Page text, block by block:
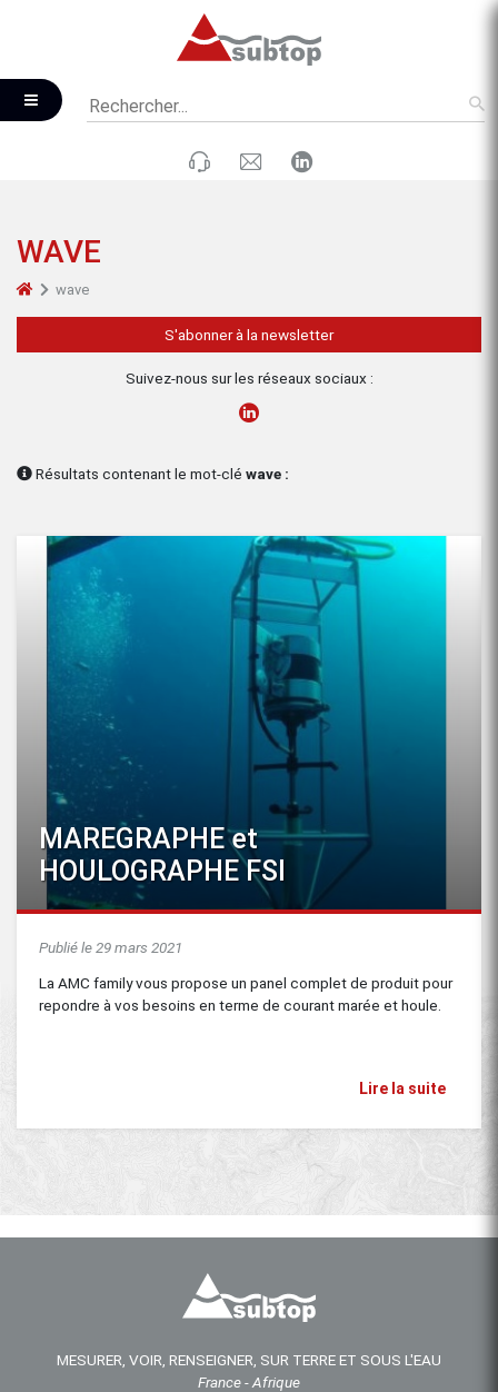
WAVE
wave
S'abonner à la newsletter
Suivez-nous sur les réseaux sociaux :
Résultats contenant le mot-clé wave :
MAREGRAPHE et
HOULOGRAPHE FSI
Publié le 29 mars 2021
La AMC family vous propose un panel complet de produit pour
repondre à vos besoins en terme de courant marée et houle.
Lire la suite
MESURER, VOIR, RENSEIGNER, SUR TERRE ET SOUS L'EAU
France - Afrique